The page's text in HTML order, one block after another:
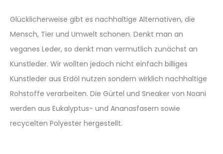
Glücklicherweise gibt es nachhaltige Alternativen, die
Mensch, Tier und Umwelt schonen. Denkt man an
veganes Leder, so denkt man vermutlich zunächst an
Kunstleder. Wir wollten jedoch nicht einfach billiges
Kunstleder aus Erdöl nutzen sondern wirklich nachhaltige
Rohstoffe verarbeiten. Die Gürtel und Sneaker von Noani
werden aus Eukalyptus- und Ananasfasern sowie
recycelten Polyester hergestellt.